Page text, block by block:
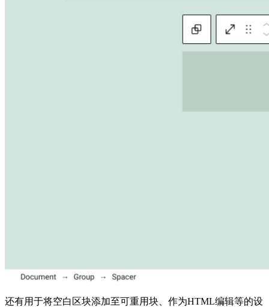
还有用于将空白区块添加至可重用块、作为HTML编辑等的设